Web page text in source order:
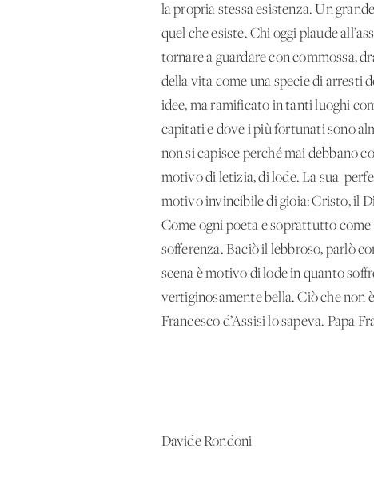
la propria stessa esistenza. Un
quel che esiste. Chi oggi plaude
tornare a guardare con commossa,
della vita come una specie di arresti
idee, ma ramificato in tanti luoghi
capitati e dove i più fortunati sono
non si capisce perché mai debbano
motivo di letizia, di lode. La sua
motivo invincibile di gioia: Cristo, il
Come ogni poeta e soprattutto come
sofferenza. Baciò il lebbroso, parlò
scena è motivo di lode in quanto
vertiginosamente bella. Ciò che non
Francesco d’Assisi lo sapeva. Papa
Davide Rondoni